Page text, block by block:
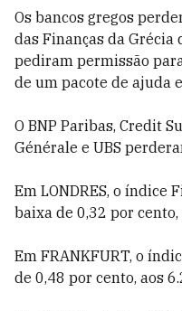
Os bancos gregos
das Finanças da Grécia
pediram permissão
de um pacote de ajuda
O BNP Paribas, Credit
Générale e UBS
Em LONDRES, o índice
baixa de 0,32 por
Em FRANKFURT, o
de 0,48 por cento, aos